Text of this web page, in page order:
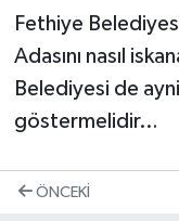
Fethiye
Adasını nasıl
Belediyesi de
göstermelidir…
ÖNCEKI